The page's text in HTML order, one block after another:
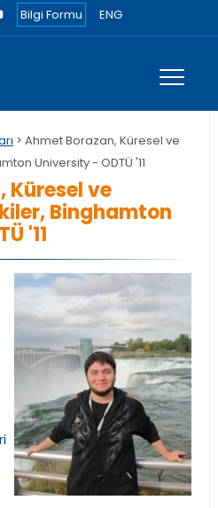
Bilgi Formu ENG
> Ahmet Borazan, Küresel ve
University - ODTÜ '11
Küresel ve
Binghamton
'11